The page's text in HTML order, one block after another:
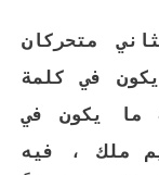
متحركان
في كلمة
ما يكون في
ملك ، فيه